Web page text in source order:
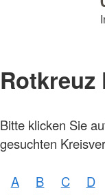
Rotkreuz
Bitte klicken Sie
gesuchten
A B C D